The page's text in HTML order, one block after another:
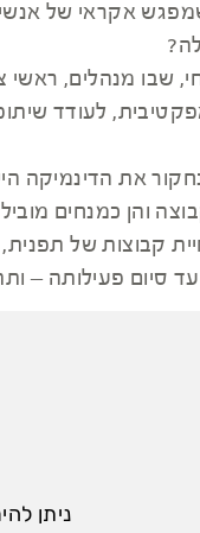
אקראי של
שבו מנהלים, ראשי
לעודד
את הדינמיקה
והן כמנחים
קבוצות של
סיום פעילותה –
ניתן